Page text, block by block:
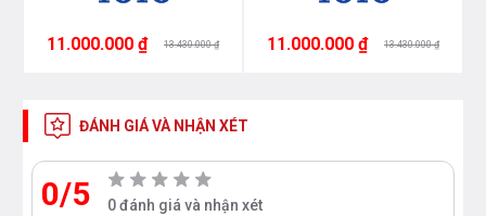
11.000.000 ₫ 13.430.000 ₫ 11.000.000 ₫ 13.430.000 ₫
ĐÁNH GIÁ VÀ NHẬN XÉT
0/5 0 đánh giá và nhận xét